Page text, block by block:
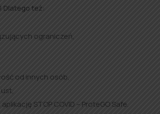
Dlatego też:
ograniczeń,
od innych osób,
STOP COVID – ProteGO Safe.